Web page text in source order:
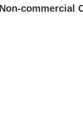
commercial